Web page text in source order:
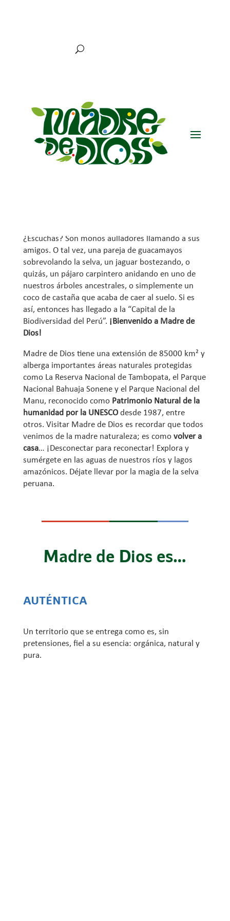
NuestroADN
¿Escuchas? Son monos aulladores llamando a sus
amigos. O tal vez, una pareja de guacamayos
sobrevolando la selva, un jaguar bostezando, o
quizás, un pájaro carpintero anidando en uno de
nuestros árboles ancestrales, o simplemente un
coco de castaña que acaba de caer al suelo. Si es
así, entonces has llegado a la “Capital de la
Biodiversidad del Perú”. ¡Bienvenido a Madre de
Dios!
Madre de Dios tiene una extensión de 85000 km² y
alberga importantes áreas naturales protegidas
como La Reserva Nacional de Tambopata, el Parque
Nacional Bahuaja Sonene y el Parque Nacional del
Manu, reconocido como Patrimonio Natural de la
humanidad por la UNESCOdesde 1987, entre
otros. Visitar Madre de Dios es recordar que todos
venimos de la madre naturaleza; es como volver a
casa… ¡Desconectar para reconectar! Explora y
sumérgete en las aguas de nuestros ríos y lagos
amazónicos. Déjate llevar por la magia de la selva
peruana.
Madre de Dios es…
AUTÉNTICA
Un territorio que se entrega como es, sin
pretensiones, fiel a su esencia: orgánica, natural y
pura.